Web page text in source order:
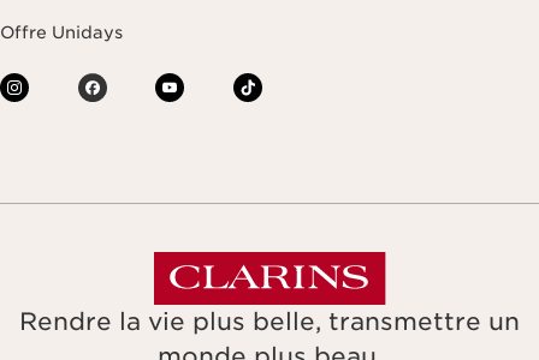
Offre Unidays
Rendre la vie plus belle, transmettre un